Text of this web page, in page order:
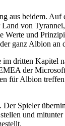
aus beidem.
von
und
ganz Albion an
dritten Kapitel
der
für Albion
Spieler
und